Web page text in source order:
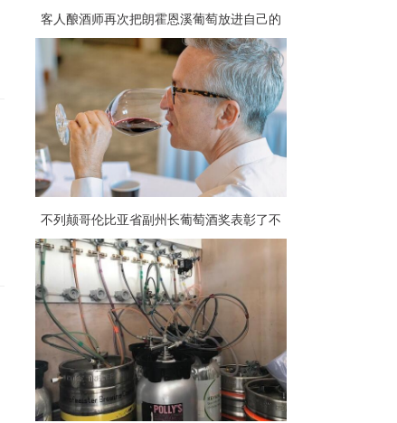
客人酿酒师再次把朗霍恩溪葡萄放进自己的
杯子里
不列颠哥伦比亚省副州长葡萄酒奖表彰了不
列颠哥伦比亚省最好的葡萄酒